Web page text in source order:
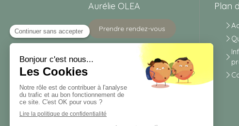
Aurélie OLEA
Prendre rendez-vous
Plan